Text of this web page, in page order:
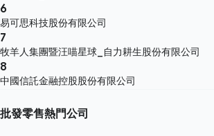
6
易可思科技股份有限公司
7
牧羊人集團暨汪喵星球_自力耕生股份有限公司
8
中國信託金融控股股份有限公司
批發零售熱門公司